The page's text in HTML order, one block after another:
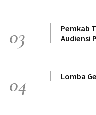
03
Pemkab
Audiensi
04 Lomba